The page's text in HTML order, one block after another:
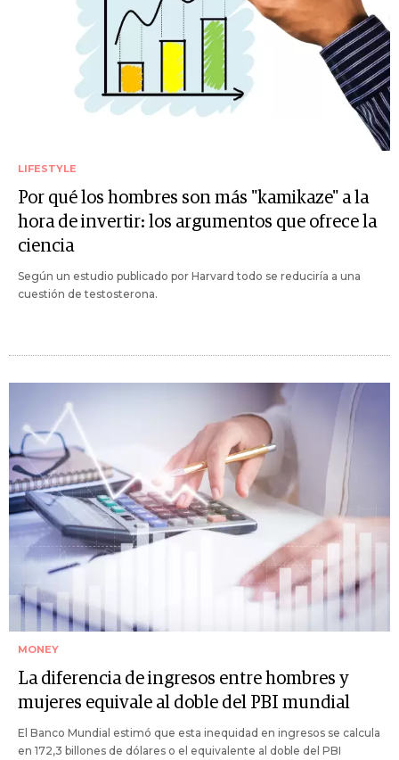
LIFESTYLE
Por qué los hombres son más "kamikaze" a la
hora de invertir: los argumentos que ofrece la
ciencia
Según un estudio publicado por Harvard todo se reduciría a una
cuestión de testosterona.
MONEY
La diferencia de ingresos entre hombres y
mujeres equivale al doble del PBI mundial
El Banco Mundial estimó que esta inequidad en ingresos se calcula
en 172,3 billones de dólares o el equivalente al doble del PBI